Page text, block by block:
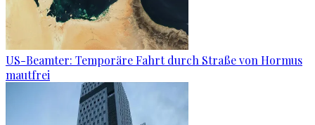
US-Beamter: Temporäre Fahrt durch Straße von Hormus
mautfrei